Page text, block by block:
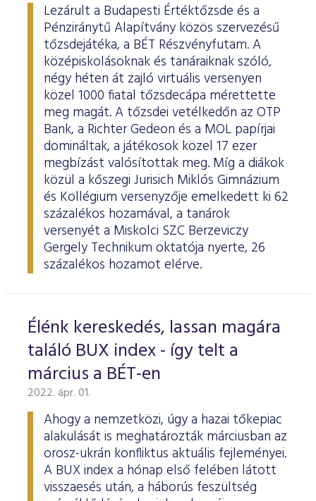
Lezárult a Budapesti Értéktőzsde és a
Pénziránytű Alapítvány közös szervezésű
tőzsdejátéka, a BÉT Részvényfutam. A
középiskolásoknak és tanáraiknak szóló,
négy héten át zajló virtuális versenyen
közel 1000 fiatal tőzsdecápa mérettette
meg magát. A tőzsdei vetélkedőn az OTP
Bank, a Richter Gedeon és a MOL papírjai
domináltak, a játékosok közel 17 ezer
megbízást valósítottak meg. Míg a diákok
közül a kőszegi Jurisich Miklós Gimnázium
és Kollégium versenyzője emelkedett ki 62
százalékos hozamával, a tanárok
versenyét a Miskolci SZC Berzeviczy
Gergely Technikum oktatója nyerte, 26
százalékos hozamot elérve.
Élénk kereskedés, lassan magára
találó BUX index - így telt a
március a BÉT-en
2022. ápr. 01.
Ahogy a nemzetközi, úgy a hazai tőkepiac
alakulását is meghatározták márciusban az
orosz-ukrán konfliktus aktuális fejleményei.
A BUX index a hónap első felében látott
visszaesés után, a háborús feszültség